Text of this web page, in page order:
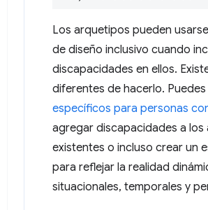
Los arquetipos pueden
de diseño inclusivo cuando
discapacidades en ellos.
diferentes de hacerlo.
específicos para personas
agregar discapacidades a
existentes o incluso crear un
para reflejar la realidad
situacionales, temporales y